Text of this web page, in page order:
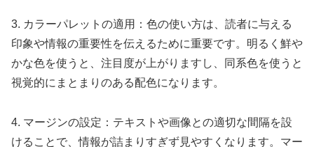
3. カラーパレットの適用：色の使い方は、読者に与える
印象や情報の重要性を伝えるために重要です。明るく鮮や
かな色を使うと、注目度が上がりますし、同系色を使うと
視覚的にまとまりのある配色になります。
4. マージンの設定：テキストや画像との適切な間隔を設
けることで、情報が詰まりすぎず見やすくなります。マー